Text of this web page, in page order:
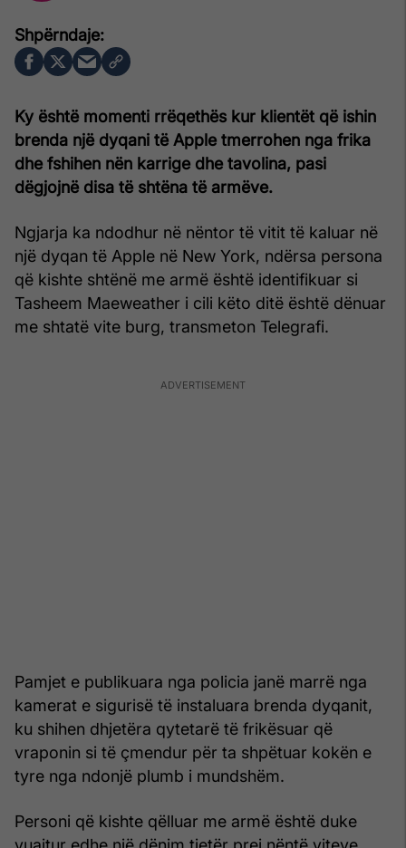
Ky është momenti rrëqethës kur klientët që ishin
brenda një dyqani të Apple tmerrohen nga frika
dhe fshihen nën karrige dhe tavolina, pasi
dëgjojnë disa të shtëna të armëve.
Ngjarja ka ndodhur në nëntor të vitit të kaluar në
një dyqan të Apple në New York, ndërsa persona
që kishte shtënë me armë është identifikuar si
Tasheem Maeweather i cili këto ditë është dënuar
me shtatë vite burg, transmeton Telegrafi.
Pamjet e publikuara nga policia janë marrë nga
kamerat e sigurisë të instaluara brenda dyqanit,
ku shihen dhjetëra qytetarë të frikësuar që
vraponin si të çmendur për ta shpëtuar kokën e
tyre nga ndonjë plumb i mundshëm.
Personi që kishte qëlluar me armë është duke